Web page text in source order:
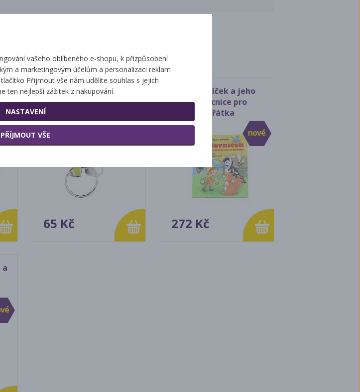
Přívěšek dýmák
65 Kč
Medovníček a jeho
nemocnice pro
zvířátka
272 Kč
a
vašeho oblíbeného e-shopu, k přizpůsobení
a marketingovým účelům a personalizaci reklam
Přijmout vše nám udělíte souhlas s jejich
ten nejlepší zážitek z nakupování.
NASTAVENÍ
PŘÍJMOUT VŠE